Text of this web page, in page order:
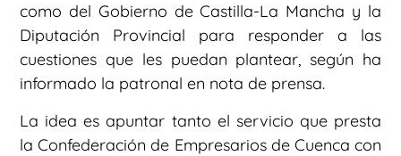
como del Gobierno de Castilla-La Mancha y la
Diputación Provincial para responder a las
cuestiones que les puedan plantear, según ha
informado la patronal en nota de prensa.
La idea es apuntar tanto el servicio que presta
la Confederación de Empresarios de Cuenca con